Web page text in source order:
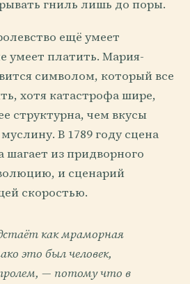
гниль лишь до поры.
ещё умеет
умеет платить. Мария-
символом, который все
хотя катастрофа шире,
структурна, чем вкусы
В 1789 году сцена
шагает из придворного
и сценарий
скоростью.
как мраморная
это был человек,
— потому что в